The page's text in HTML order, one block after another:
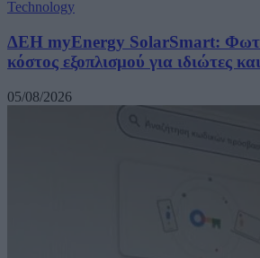
Technology
ΔΕΗ myEnergy SolarSmart:
κόστος εξοπλισμού για ιδιώτες
05/08/2026